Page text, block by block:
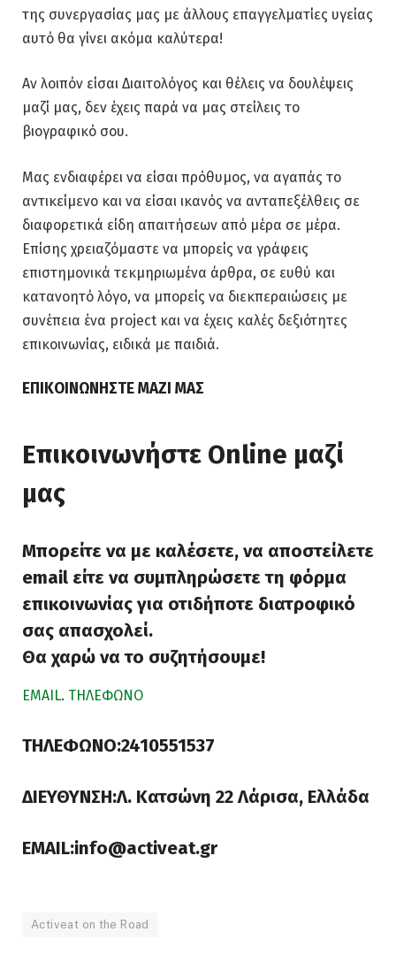
της συνεργασίας μας με άλλους επαγγελματίες υγείας
αυτό θα γίνει ακόμα καλύτερα!
Αν λοιπόν είσαι Διαιτολόγος και θέλεις να δουλέψεις
μαζί μας, δεν έχεις παρά να μας στείλεις το
βιογραφικό σου.
Μας ενδιαφέρει να είσαι πρόθυμος, να αγαπάς το
αντικείμενο και να είσαι ικανός να ανταπεξέλθεις σε
διαφορετικά είδη απαιτήσεων από μέρα σε μέρα.
Επίσης χρειαζόμαστε να μπορείς να γράφεις
επιστημονικά τεκμηριωμένα άρθρα, σε ευθύ και
κατανοητό λόγο, να μπορείς να διεκπεραιώσεις με
συνέπεια ένα project και να έχεις καλές δεξιότητες
επικοινωνίας, ειδικά με παιδιά.
ΕΠΙΚΟΙΝΩΝΗΣΤΕ ΜΑΖΙ ΜΑΣ
Επικοινωνήστε Online μαζί
μας
Μπορείτε να με καλέσετε, να αποστείλετε
email είτε να συμπληρώσετε τη φόρμα
επικοινωνίας για οτιδήποτε διατροφικό
σας απασχολεί.
Θα χαρώ να το συζητήσουμε!
EMAIL. ΤΗΛΕΦΩΝΟ
ΤΗΛΕΦΩΝΟ:2410551537
ΔΙΕΥΘΥΝΣΗ:Λ. Κατσώνη 22 Λάρισα, Ελλάδα
EMAIL:info@activeat.gr
Activeat on the Road